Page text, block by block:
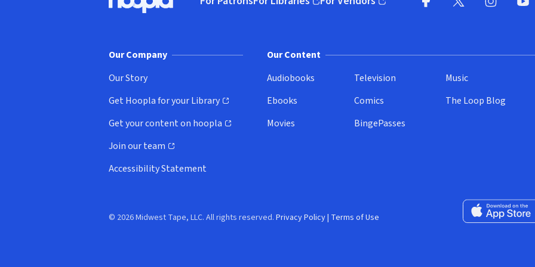
Hoopla logo, Go to homepage
(opens in new window)(opens in new window)
Our Company
Our Story
Get Hoopla for your Library
(opens in new window)
Get your content on hoopla
(opens in new window)
Join our team
(opens in new window)
Accessibility Statement
Our Content
Audiobooks
Ebooks
Movies
Television
Comics
BingePasses
Music
The Loop Blog
Download on the
© 2026 Midwest Tape, LLC. All rights reserved. Privacy Policy| Terms of Use